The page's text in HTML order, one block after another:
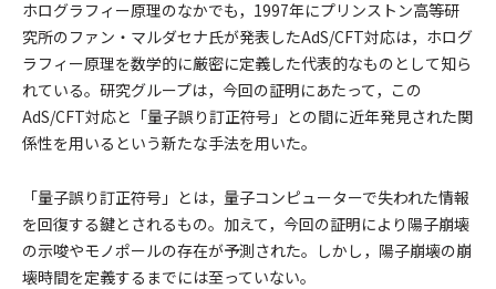
ホログラフィー原理のなかでも，1997年にプリンストン高等研
究所のファン・マルダセナ氏が発表したAdS/CFT対応は，ホログ
ラフィー原理を数学的に厳密に定義した代表的なものとして知ら
れている。研究グループは，今回の証明にあたって，この
AdS/CFT対応と「量子誤り訂正符号」との間に近年発見された関
係性を用いるという新たな手法を用いた。
「量子誤り訂正符号」とは，量子コンピューターで失われた情報
を回復する鍵とされるもの。加えて，今回の証明により陽子崩壊
の示唆やモノポールの存在が予測された。しかし，陽子崩壊の崩
壊時間を定義するまでには至っていない。